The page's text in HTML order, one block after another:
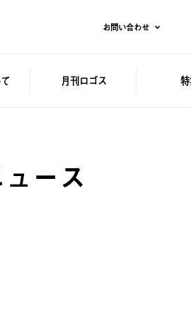
お問い合わせ
月刊ロゴス
ース